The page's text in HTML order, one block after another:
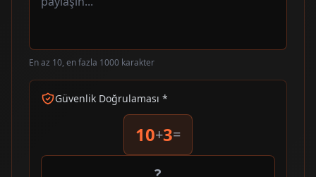
En az 10, en fazla 1000 karakter
Güvenlik Doğrulaması *
10+3=